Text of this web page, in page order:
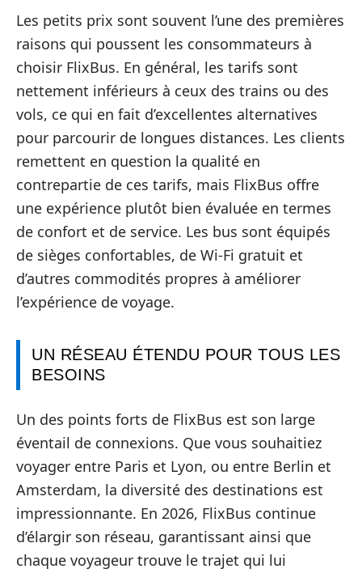
Les petits prix sont souvent l’une des premières
raisons qui poussent les consommateurs à
choisir FlixBus. En général, les tarifs sont
nettement inférieurs à ceux des trains ou des
vols, ce qui en fait d’excellentes alternatives
pour parcourir de longues distances. Les clients
remettent en question la qualité en
contrepartie de ces tarifs, mais FlixBus offre
une expérience plutôt bien évaluée en termes
de confort et de service. Les bus sont équipés
de sièges confortables, de Wi-Fi gratuit et
d’autres commodités propres à améliorer
l’expérience de voyage.
UN RÉSEAU ÉTENDU POUR TOUS LES
BESOINS
Un des points forts de FlixBus est son large
éventail de connexions. Que vous souhaitiez
voyager entre Paris et Lyon, ou entre Berlin et
Amsterdam, la diversité des destinations est
impressionnante. En 2026, FlixBus continue
d’élargir son réseau, garantissant ainsi que
chaque voyageur trouve le trajet qui lui